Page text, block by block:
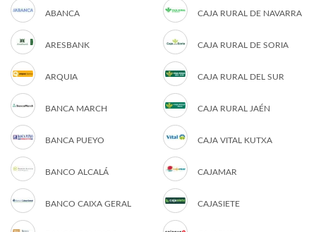
ABANCA
ARESBANK
ARQUIA
BANCA MARCH
BANCA PUEYO
BANCO ALCALÁ
BANCO CAIXA GERAL
CAJA RURAL DE NAVARRA
CAJA RURAL DE SORIA
CAJA RURAL DEL SUR
CAJA RURAL JAÉN
CAJA VITAL KUTXA
CAJAMAR
CAJASIETE